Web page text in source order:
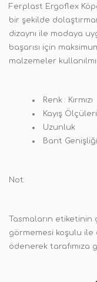
Ferplast Ergoflex
bir şekilde
dizaynı ile modaya
başarısı için
malzemeler
Renk : Kırmızı
Kayış Ölçüleri:
Uzunluk
Bant
Not:
Tasmaların etiketinin
görmemesi koşulu ile
ödenerek tarafımıza